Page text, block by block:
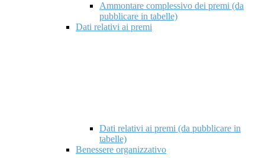
Ammontare complessivo dei premi (da
pubblicare in tabelle)
Dati relativi ai premi
Dati relativi ai premi (da pubblicare in
tabelle)
Benessere organizzativo